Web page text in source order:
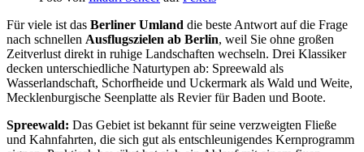
Für viele ist das Berliner Umland die beste Antwort auf die Frage
nach schnellen Ausflugszielen ab Berlin, weil Sie ohne großen
Zeitverlust direkt in ruhige Landschaften wechseln. Drei Klassiker
decken unterschiedliche Naturtypen ab: Spreewald als
Wasserlandschaft, Schorfheide und Uckermark als Wald und Weite,
Mecklenburgische Seenplatte als Revier für Baden und Boote.
Spreewald: Das Gebiet ist bekannt für seine verzweigten Fließe
und Kahnfahrten, die sich gut als entschleunigendes Kernprogramm